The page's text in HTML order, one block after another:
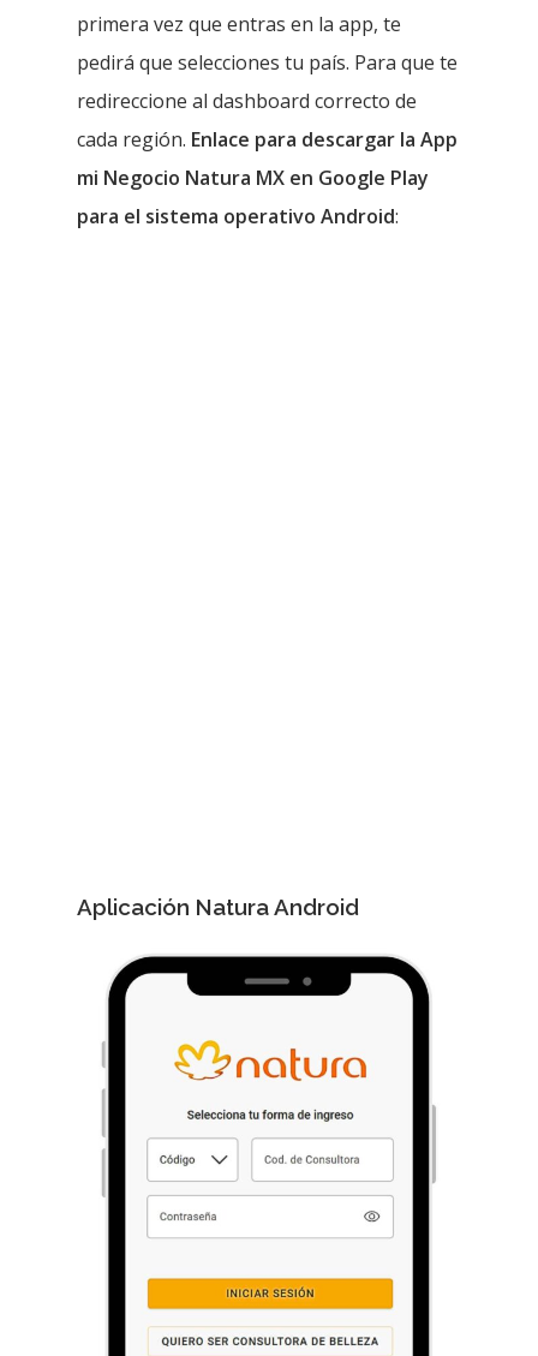
primera vez que entras en la app, te
pedirá que selecciones tu país. Para que te
redireccione al dashboard correcto de
cada región. Enlace para descargar la App
mi Negocio Natura MX en Google Play
para el sistema operativo Android:
Aplicación Natura Android